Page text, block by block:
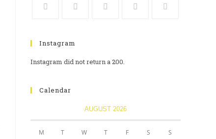
Instagram
Instagram did not return a 200.
Calendar
AUGUST 2026
M T W T F S S